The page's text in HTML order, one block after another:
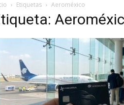
Etiquetas Aeroméxico